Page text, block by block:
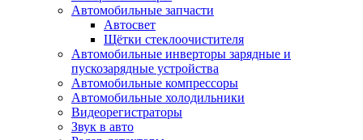
Автомобильные запчасти
Автосвет
Щётки стеклоочистителя
Автомобильные инверторы зарядные и
пускозарядные устройства
Автомобильные компрессоры
Автомобильные холодильники
Видеорегистраторы
Звук в авто